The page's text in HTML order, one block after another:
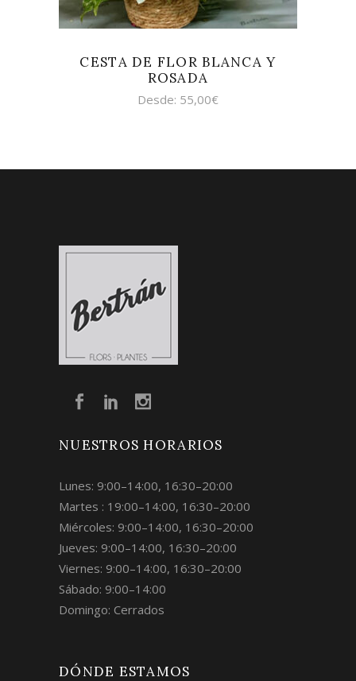
CESTA DE FLOR BLANCA Y
ROSADA
Desde: 55,00€
NUESTROS HORARIOS
Lunes: 9:00–14:00, 16:30–20:00
Martes : 19:00–14:00, 16:30–20:00
Miércoles: 9:00–14:00, 16:30–20:00
Jueves: 9:00–14:00, 16:30–20:00
Viernes: 9:00–14:00, 16:30–20:00
Sábado: 9:00–14:00
Domingo: Cerrados
DÓNDE ESTAMOS